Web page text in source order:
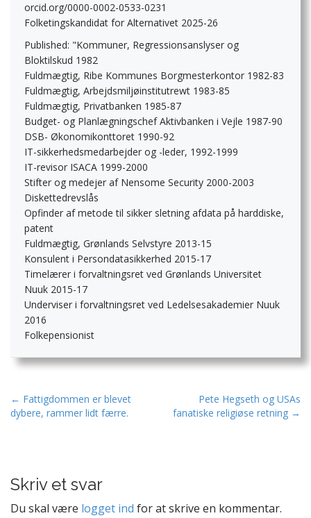
orcid.org/0000-0002-0533-0231
Folketingskandidat for Alternativet 2025-26
Published: "Kommuner, Regressionsanslyser og
Bloktilskud 1982
Fuldmægtig, Ribe Kommunes Borgmesterkontor 1982-83
Fuldmægtig, Arbejdsmiljøinstitutrewt 1983-85
Fuldmægtig, Privatbanken 1985-87
Budget- og Planlægningschef Aktivbanken i Vejle 1987-90
DSB- Økonomikonttoret 1990-92
IT-sikkerhedsmedarbejder og -leder, 1992-1999
IT-revisor ISACA 1999-2000
Stifter og medejer af Nensome Security 2000-2003
Diskettedrevslås
Opfinder af metode til sikker sletning afdata på harddiske,
patent
Fuldmægtig, Grønlands Selvstyre 2013-15
Konsulent i Persondatasikkerhed 2015-17
Timelærer i forvaltningsret ved Grønlands Universitet
Nuuk 2015-17
Underviser i forvaltningsret ved Ledelsesakademier Nuuk
2016
Folkepensionist
P
o
a
v
← Fattigdommen er blevet
dybere, rammer lidt færre.
Pete Hegseth og USAs
fanatiske religiøse retning →
Skriv et svar
Du skal være logget ind for at skrive en kommentar.